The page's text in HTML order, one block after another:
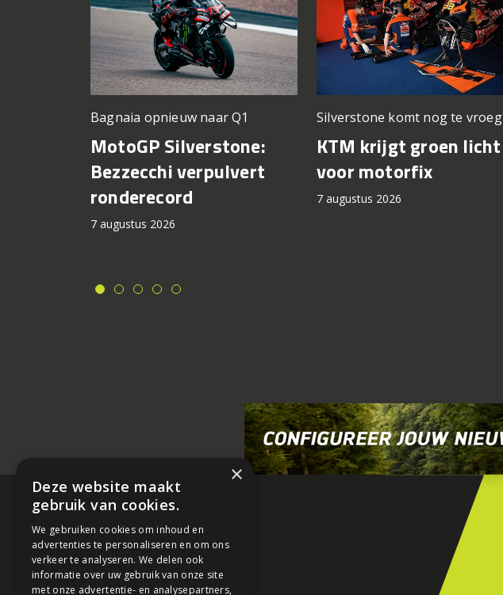
Bagnaia opnieuw naar Q1
MotoGP Silverstone:
Bezzecchi verpulvert
ronderecord
7 augustus 2026
Silverstone komt nog te vroeg
KTM krijgt groen licht
voor motorfix
7 augustus 2026
×
Deze website maakt
gebruik van cookies.
We gebruiken cookies om inhoud en
advertenties te personaliseren en om ons
verkeer te analyseren. We delen ook
informatie over uw gebruik van onze site
met onze advertentie- en analysepartners,